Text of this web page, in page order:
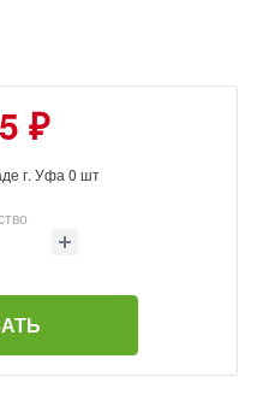
₽
г. Уфа 0 шт